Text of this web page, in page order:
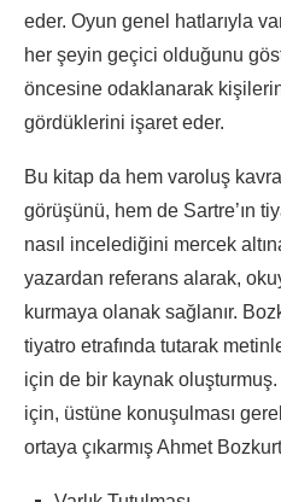
eder. Oyun genel hatlarıyla
her şeyin geçici olduğunu
öncesine odaklanarak
gördüklerini işaret eder.
Bu kitap da hem varoluş
görüşünü, hem de Sartre’ın
nasıl incelediğini mercek
yazardan referans alarak,
kurmaya olanak sağlanır.
tiyatro etrafında tutarak
için de bir kaynak
için, üstüne konuşulması
ortaya çıkarmış Ahmet